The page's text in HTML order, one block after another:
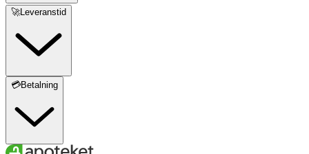
🚀Leveranstid
💳Betalning